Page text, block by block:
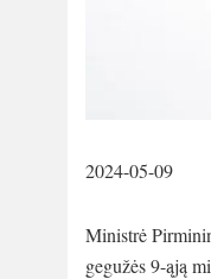
2024-05-09
Ministrė
gegužės 9-ąją